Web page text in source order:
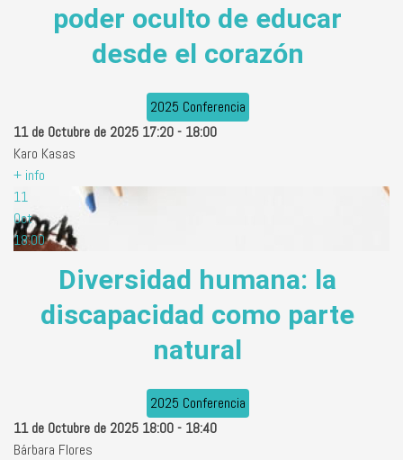
poder oculto de educar
desde el corazón
2025 Conferencia
11 de Octubre de 2025 17:20- 18:00
Karo Kasas
+ info
11
Oct
18:00
Diversidad humana: la
discapacidad como parte
natural
2025 Conferencia
11 de Octubre de 2025 18:00- 18:40
Bárbara Flores